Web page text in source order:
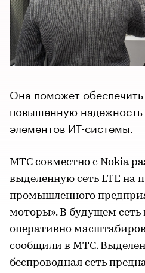
Она поможет обеспечить
повышенную надежность
элементов ИТ-системы.
МТС совместно с Nokia
выделенную сеть LTE на
промышленного
моторы». В будущем
оперативно
сообщили в МТС.
беспроводная сеть